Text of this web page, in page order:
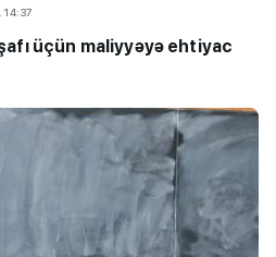
14:37
üçün maliyyəyə ehtiyac